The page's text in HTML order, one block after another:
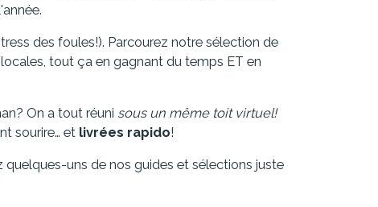
des foules!). Parcourez notre sélection de
tout ça en gagnant du temps ET en
On a tout réuni sous un même toit virtuel!
sourire… et livrées rapido!
quelques-uns de nos guides et sélections juste